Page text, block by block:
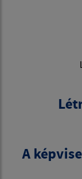
A